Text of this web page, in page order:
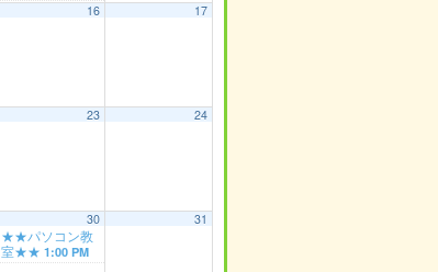
16 17
23 24
30
★★パソコン教
室★★ 1:00 PM
31